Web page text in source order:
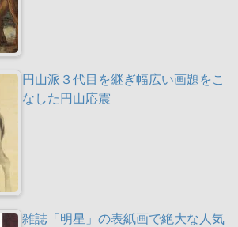
円山派３代目を継ぎ幅広い画題をこ
なした円山応震
雑誌「明星」の表紙画で絶大な人気